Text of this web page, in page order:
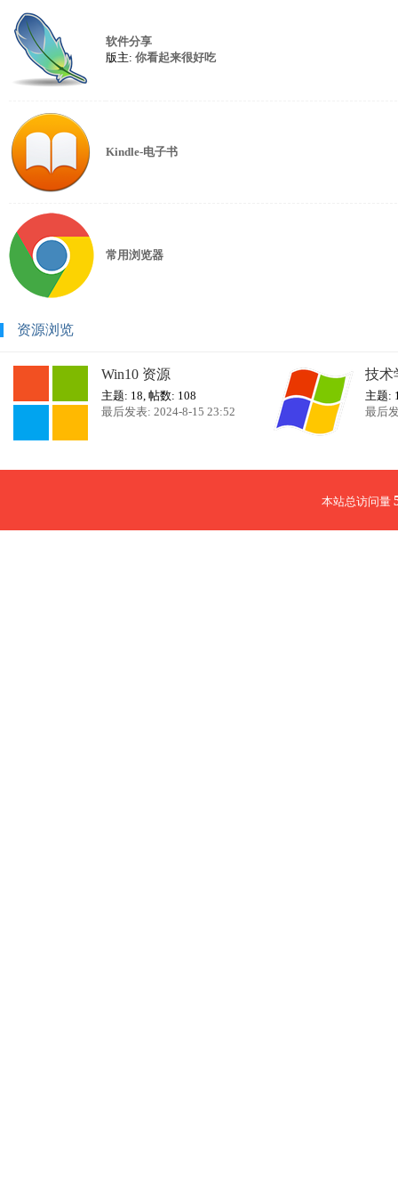
软件分享
版主: 你看起来很好吃
Kindle-电子书
常用浏览器
资源浏览
Win10 资源
主题: 18, 帖数: 108
最后发表: 2024-8-15 23:52
技术
主题:
最后
本站总访问量